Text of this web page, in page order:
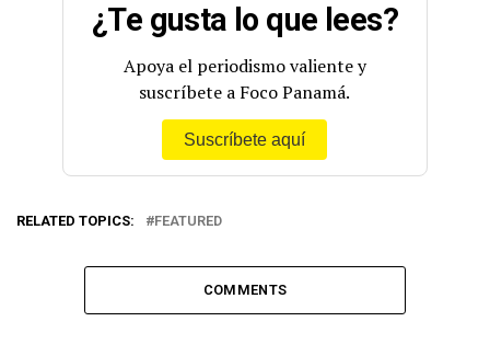
¿Te gusta lo que lees?
Apoya el periodismo valiente y
suscríbete a Foco Panamá.
Suscríbete aquí
RELATED TOPICS: FEATURED
COMMENTS